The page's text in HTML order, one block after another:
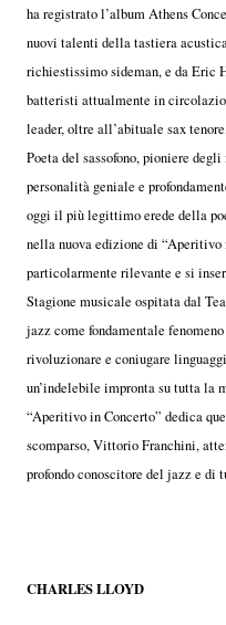
ha registrato l’album Athens
nuovi talenti della tastiera
richiestissimo sideman, e da Eric
batteristi attualmente in
leader, oltre all’abituale sax
Poeta del sassofono, pioniere
personalità geniale e
oggi il più legittimo erede della
nella nuova edizione di “Aperitivo
particolarmente rilevante e si
Stagione musicale ospitata dal
jazz come fondamentale
rivoluzionare e coniugare
un’indelebile impronta su tutta la
“Aperitivo in Concerto” dedica
scomparso, Vittorio Franchini,
profondo conoscitore del jazz e di
CHARLES LLOYD